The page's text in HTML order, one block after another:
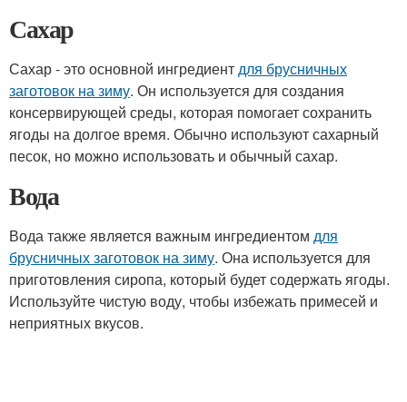
Сахар
Сахар - это основной ингредиентдля брусничных
заготовок на зиму. Он используется для создания
консервирующей среды, которая помогает сохранить
ягоды на долгое время. Обычно используют сахарный
песок, но можно использовать и обычный сахар.
Вода
Вода также является важным ингредиентом для
брусничных заготовок на зиму. Она используется для
приготовления сиропа, который будет содержать ягоды.
Используйте чистую воду, чтобы избежать примесей и
неприятных вкусов.